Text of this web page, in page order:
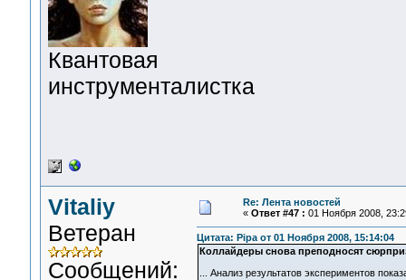
Квантовая
инструменталистка
Vitaliy
Ветеран
Сообщений:
Re: Лента новостей
« Ответ #47 : 01 Ноября 2008,
Цитата: Pipa от 01 Ноября 2008, 15:14:04
Коллайдеры снова преподносят
... Анализ результатов экспериментов